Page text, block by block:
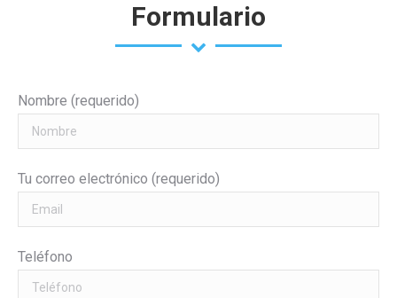
Formulario
Nombre (requerido)
Tu correo electrónico (requerido)
Teléfono